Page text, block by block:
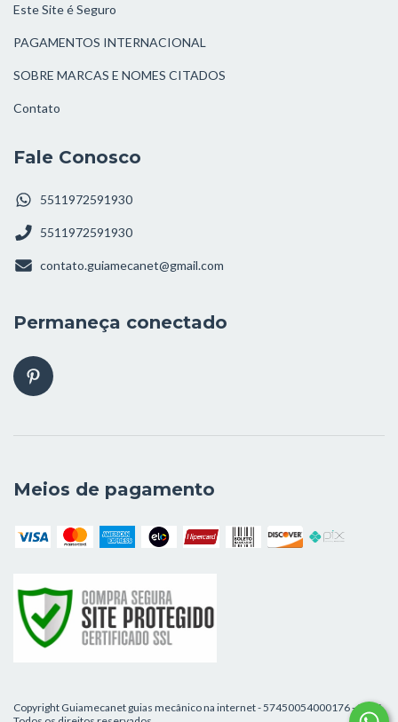
Este Site é Seguro
PAGAMENTOS INTERNACIONAL
SOBRE MARCAS E NOMES CITADOS
Contato
Fale Conosco
5511972591930
5511972591930
contato.guiamecanet@gmail.com
Permaneça conectado
Meios de pagamento
Copyright Guiamecanet guias mecânico na internet - 57450054000176 - 2026.